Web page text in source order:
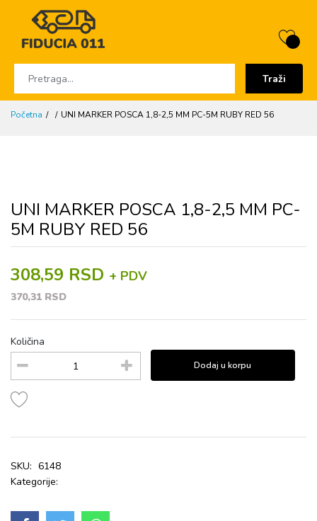
Traži
Početna UNI MARKER POSCA 1,8-2,5 MM PC-5M RUBY RED 56
UNI MARKER POSCA 1,8-2,5 MM PC-
5M RUBY RED 56
308,59 RSD + PDV
370,31 RSD
Količina
Dodaj u korpu
SKU: 6148
Kategorije: